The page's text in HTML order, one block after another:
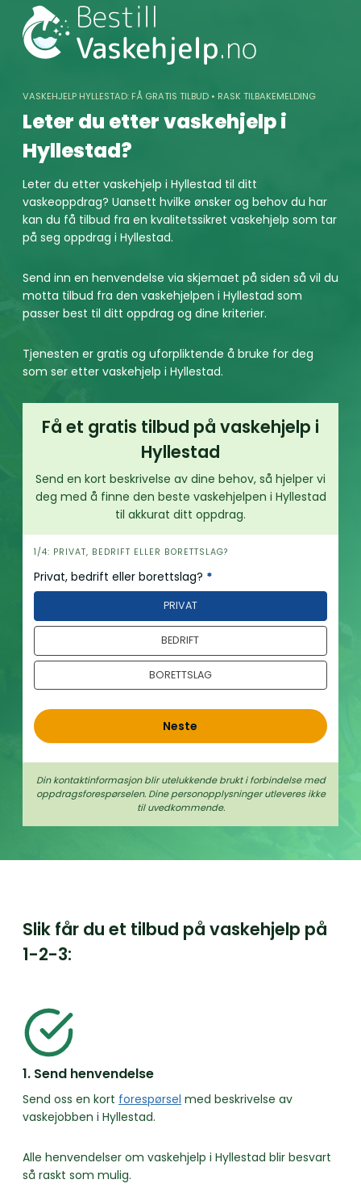
content
VASKEHJELP HYLLESTAD: FÅ GRATIS TILBUD • RASK TILBAKEMELDING
Leter du etter vaskehjelp i
Hyllestad?
Leter du etter vaskehjelp i Hyllestad til ditt
vaskeoppdrag? Uansett hvilke ønsker og behov du har
kan du få tilbud fra en kvalitetssikret vaskehjelp som tar
på seg oppdrag i Hyllestad.
Send inn en henvendelse via skjemaet på siden så vil du
motta tilbud fra den vaskehjelpen i Hyllestad som
passer best til ditt oppdrag og dine kriterier.
Tjenesten er gratis og uforpliktende å bruke for deg
som ser etter vaskehjelp i Hyllestad.
Få et gratis tilbud på vaskehjelp i
Hyllestad
Send en kort beskrivelse av dine behov, så hjelper vi
deg med å finne den beste vaskehjelpen i Hyllestad
til akkurat ditt oppdrag.
h
e
r
1/4: PRIVAT, BEDRIFT ELLER BORETTSLAG?
Privat, bedrift eller borettslag? *
PRIVAT
BEDRIFT
BORETTSLAG
Neste
Din kontaktinformasjon blir utelukkende brukt i forbindelse med
oppdrags­forespørselen. Dine person­­opplysninger utleveres ikke
til uvedkommende.
Slik får du et tilbud på vaskehjelp på
1-2-3:
1. Send henvendelse
Send oss en kort forespørsel med beskrivelse av
vaskejobben i Hyllestad.
Alle henvendelser om vaskehjelp i Hyllestad blir besvart
så raskt som mulig.